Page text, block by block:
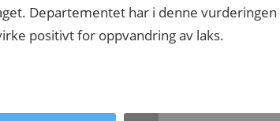
Departementet har i denne vurderingen
positivt for oppvandring av laks.